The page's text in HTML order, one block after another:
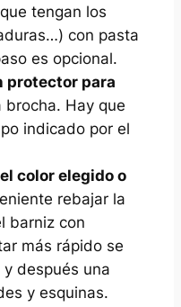
que tengan los
con pasta
es opcional.
protector para
brocha. Hay que
indicado por el
color elegido o
rebajar la
barniz con
más rápido se
después una
y esquinas.